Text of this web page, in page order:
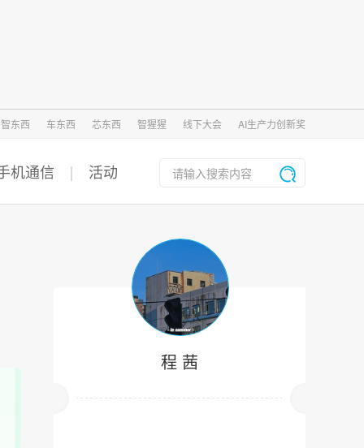
智东西 车东西 芯东西 智猩猩 线下大会 AI生产力创新奖
机通信 活动
程 茜